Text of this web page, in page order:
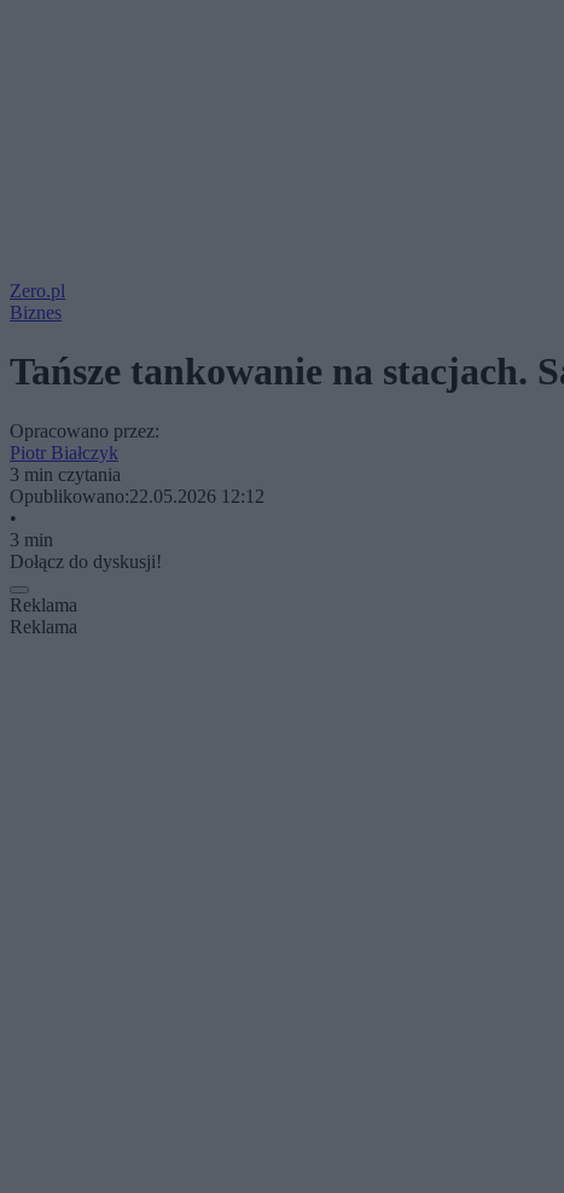
Zero.pl
Biznes
Tańsze tankowanie na stacjach.
Opracowano przez:
Piotr Białczyk
3 min czytania
Opublikowano:22.05.2026 12:12
•
3 min
Dołącz do dyskusji!
Reklama
Reklama